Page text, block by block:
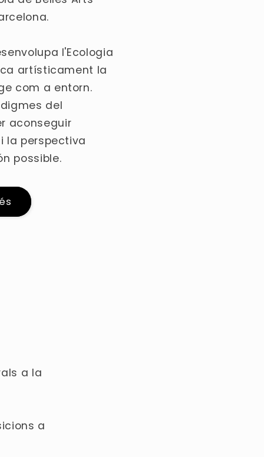
l'Ecologia
artísticament la
com a entorn.
del
aconseguir
la perspectiva
possible.
a la
a